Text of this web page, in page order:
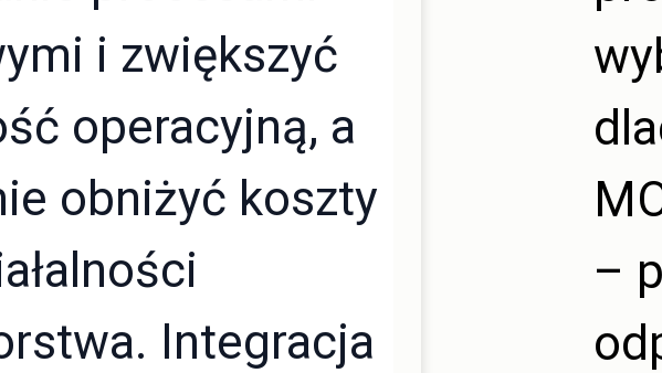
i zwiększyć
operacyjną, a
obniżyć koszty
Integracja
–